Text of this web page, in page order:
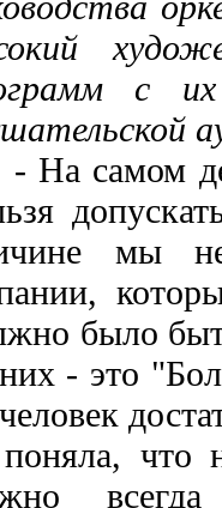
с
самом
мы
было
- это
что